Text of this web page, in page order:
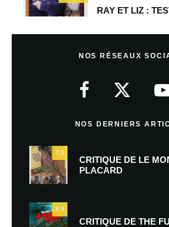
RAY ET LIZ :
NOS RÉSEAUX
NOS DERNIERS
7.5
CRITIQUE DE LE
PLACARD
9.5
CRITIQUE DE THE